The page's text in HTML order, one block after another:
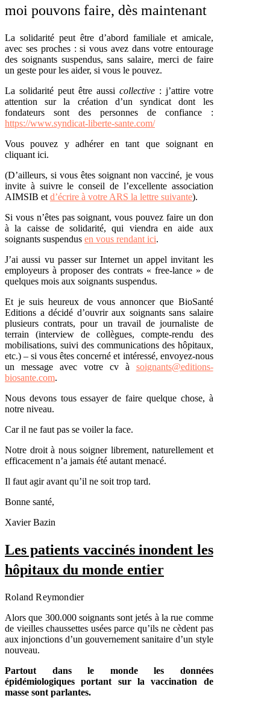
moi pouvons faire, dès maintenant
La solidarité peut être d’abord familiale et amicale,
avec ses proches : si vous avez dans votre entourage
des soignants suspendus, sans salaire, merci de faire
un geste pour les aider, si vous le pouvez.
La solidarité peut être aussi collective: j’attire votre
attention sur la création d’un syndicat dont les
fondateurs sont des personnes de confiance :
https://www.syndicat-liberte-sante.com/
Vous pouvez y adhérer en tant que soignant en
cliquant ici.
(D’ailleurs, si vous êtes soignant non vacciné, je vous
invite à suivre le conseil de l’excellente association
AIMSIB et d’écrire à votre ARS la lettre suivante).
Si vous n’êtes pas soignant, vous pouvez faire un don
à la caisse de solidarité, qui viendra en aide aux
soignants suspendus en vous rendant ici.
J’ai aussi vu passer sur Internet un appel invitant les
employeurs à proposer des contrats « free-lance » de
quelques mois aux soignants suspendus.
Et je suis heureux de vous annoncer que BioSanté
Editions a décidé d’ouvrir aux soignants sans salaire
plusieurs contrats, pour un travail de journaliste de
terrain (interview de collègues, compte-rendu des
mobilisations, suivi des communications des hôpitaux,
etc.) – si vous êtes concerné et intéressé, envoyez-nous
un message avec votre cv à soignants@editions-
biosante.com.
Nous devons tous essayer de faire quelque chose, à
notre niveau.
Car il ne faut pas se voiler la face.
Notre droit à nous soigner librement, naturellement et
efficacement n’a jamais été autant menacé.
Il faut agir avant qu’il ne soit trop tard.
Bonne santé,
Xavier Bazin
Les patients vaccinés inondent les
hôpitaux du monde entier
Roland Reymondier
Alors que 300.000 soignants sont jetés à la rue comme
de vieilles chaussettes usées parce qu’ils ne cèdent pas
aux injonctions d’un gouvernement sanitaire d’un style
nouveau.
Partout dans le monde les données
épidémiologiques portant sur la vaccination de
masse sont parlantes.